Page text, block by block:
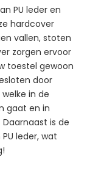
PU leder en
hardcover
vallen, stoten
zorgen ervoor
toestel gewoon
door
in de
gaat en in
is de
leder, wat